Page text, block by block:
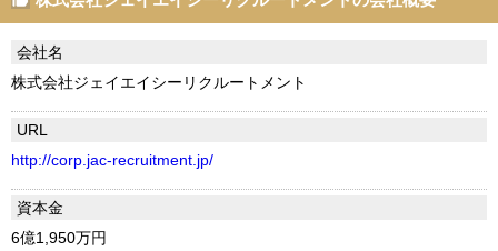
会社名
株式会社ジェイエイシーリクルートメント
URL
http://corp.jac-recruitment.jp/
資本金
6億1,950万円